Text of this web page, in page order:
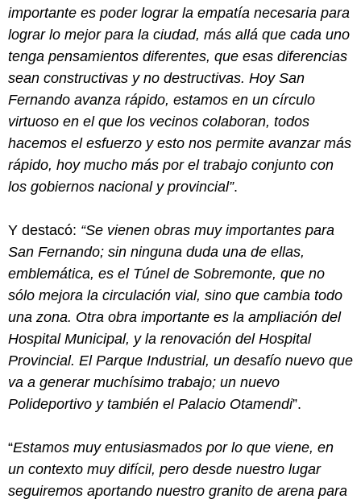
importante es poder lograr la empatía necesaria para
lograr lo mejor para la ciudad, más allá que cada uno
tenga pensamientos diferentes, que esas diferencias
sean constructivas y no destructivas. Hoy San
Fernando avanza rápido, estamos en un círculo
virtuoso en el que los vecinos colaboran, todos
hacemos el esfuerzo y esto nos permite avanzar más
rápido, hoy mucho más por el trabajo conjunto con
los gobiernos nacional y provincial”.
Y destacó: “Se vienen obras muy importantes para
San Fernando; sin ninguna duda una de ellas,
emblemática, es el Túnel de Sobremonte, que no
sólo mejora la circulación vial, sino que cambia todo
una zona. Otra obra importante es la ampliación del
Hospital Municipal, y la renovación del Hospital
Provincial. El Parque Industrial, un desafío nuevo que
va a generar muchísimo trabajo; un nuevo
Polideportivo y también el Palacio Otamendi”.
“Estamos muy entusiasmados por lo que viene, en
un contexto muy difícil, pero desde nuestro lugar
seguiremos aportando nuestro granito de arena para